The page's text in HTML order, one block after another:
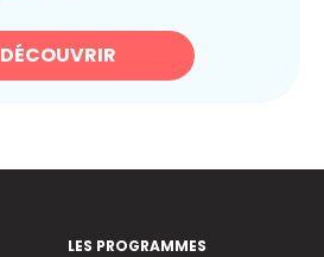
DÉCOUVRIR
LES PROGRAMMES